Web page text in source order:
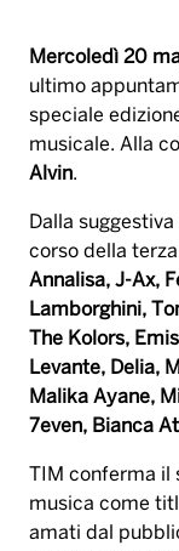
Mercoledì 20
ultimo
speciale
musicale. Alla
Alvin.
Dalla
corso della
Annalisa, J-Ax,
Lamborghini,
The Kolors,
Levante, Delia,
Malika Ayane,
7even, Bianca
TIM conferma
musica come
amati dal